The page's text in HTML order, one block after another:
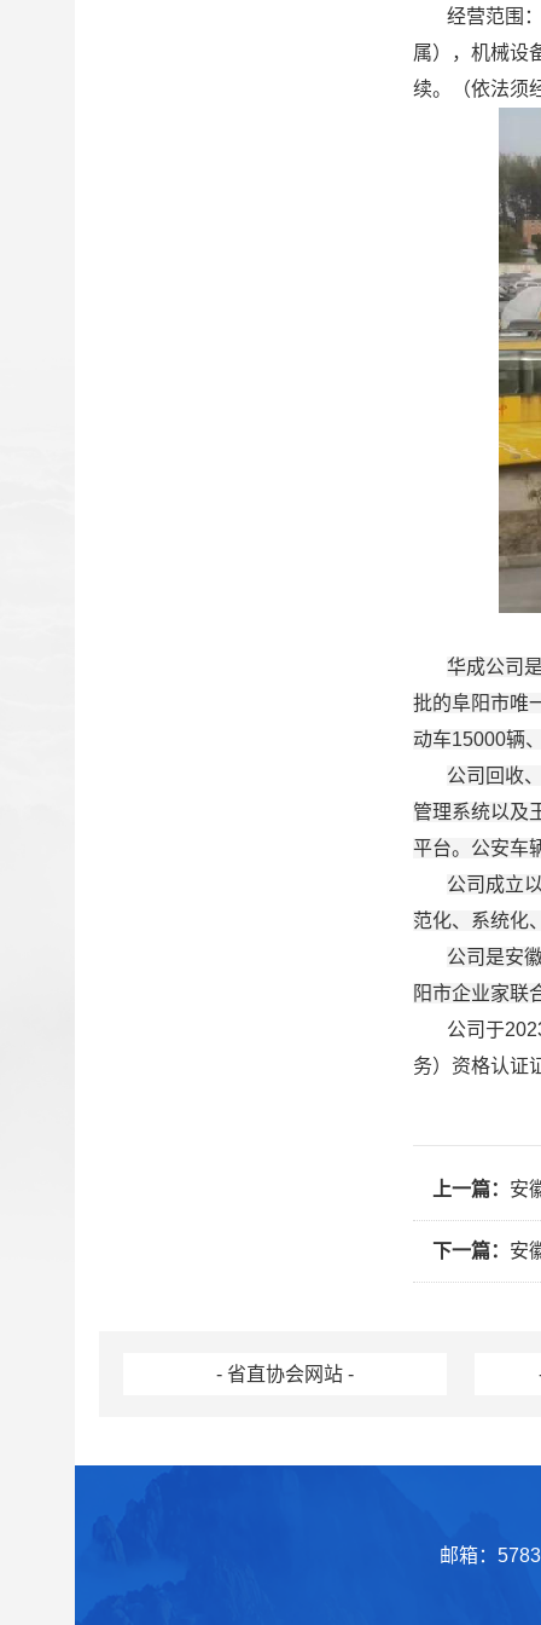
经营范围
属），机械设
续。（依法须
华成公司
批的阜阳市唯
动车15000辆
公司回收
管理系统以及
平台。公安车
公司成立
范化、系统化
公司是安
阳市企业家联
公司于
务）资格认证
上一篇： 安
下一篇： 安
- 省直协会网站 -
邮箱：